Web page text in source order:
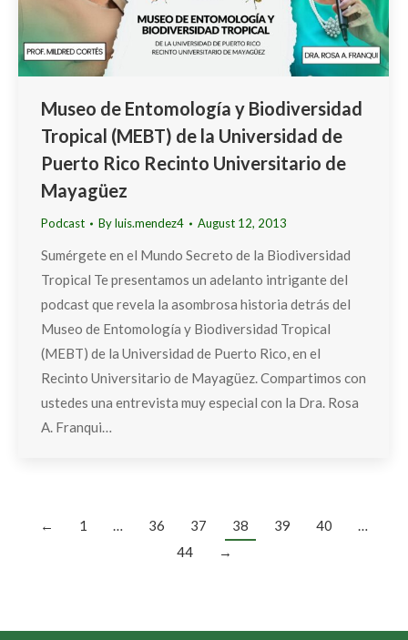
Museo de Entomología y Biodiversidad
Tropical (MEBT) de la Universidad de
Puerto Rico Recinto Universitario de
Mayagüez
Podcast Byluis.mendez4 August 12, 2013
Sumérgete en el Mundo Secreto de la Biodiversidad
Tropical Te presentamos un adelanto intrigante del
podcast que revela la asombrosa historia detrás del
Museo de Entomología y Biodiversidad Tropical
(MEBT) de la Universidad de Puerto Rico, en el
Recinto Universitario de Mayagüez. Compartimos con
ustedes una entrevista muy especial con la Dra. Rosa
A. Franqui…
← 1 … 36 37 38 39 40
…
44
→